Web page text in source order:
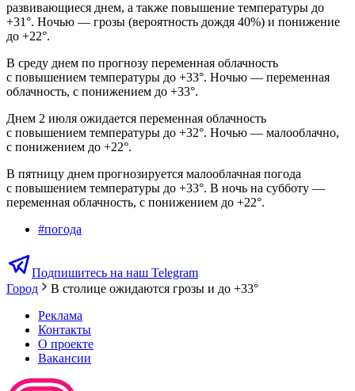
развивающиеся днем, а также повышение температуры до
+31°. Ночью — грозы (вероятность дождя 40%) и понижение
до +22°.
В среду днем по прогнозу переменная облачность
с повышением температуры до +33°. Ночью — переменная
облачность, с понижением до +33°.
Днем 2 июля ожидается переменная облачность
с повышением температуры до +32°. Ночью — малооблачно,
с понижением до +22°.
В пятницу днем прогнозируется малооблачная погода
с повышением температуры до +33°. В ночь на субботу —
переменная облачность, с понижением до +22°.
#погода
Подпишитесь на наш Telegram
Город
В столице ожидаются грозы и до +33°
Реклама
Контакты
О проекте
Вакансии